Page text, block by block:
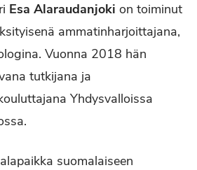
Esa Alaraudanjoki on toiminut
ammatinharjoittajana,
Vuonna 2018 hän
tutkijana ja
Yhdysvalloissa
suomalaiseen